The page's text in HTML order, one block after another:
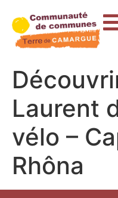
principal
Laurent
vélo –
Rhôna